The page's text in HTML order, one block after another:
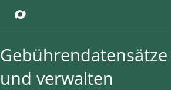
und verwalten